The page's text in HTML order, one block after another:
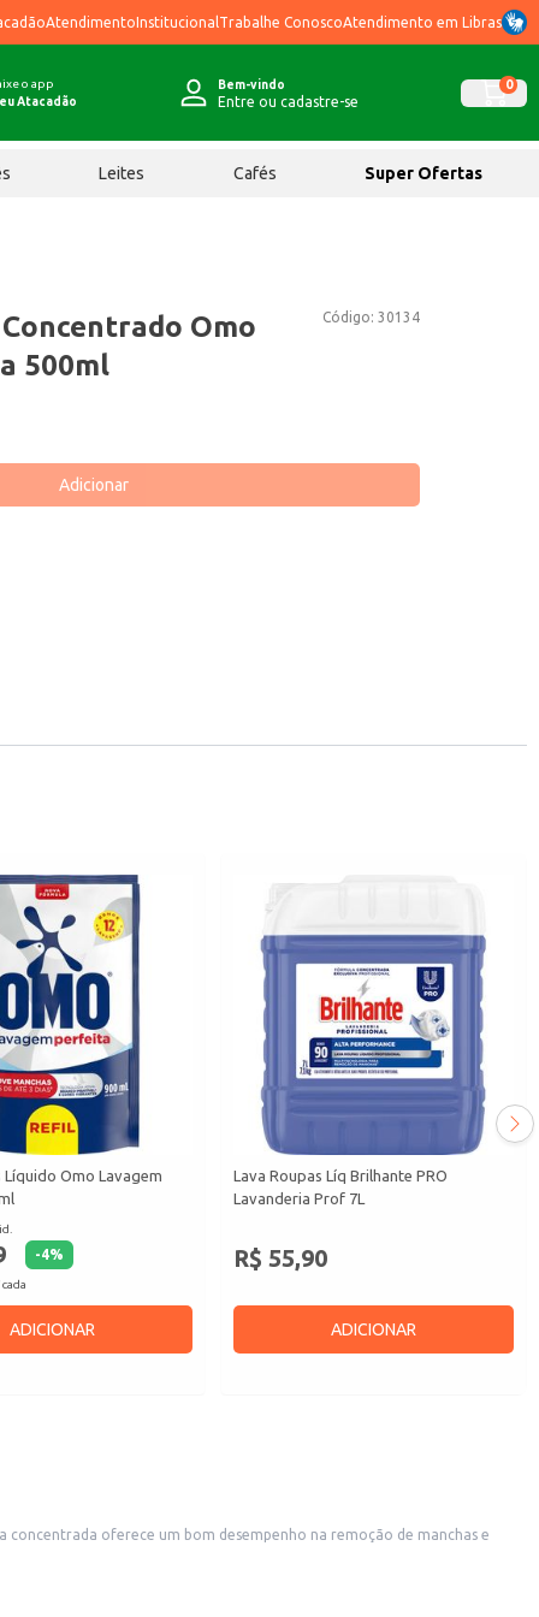
AtendimentoInstitucional Trabalhe ConoscoAtendimento em Libras
o app
Atacadão
Bem-vindo
Entre ou cadastre-se
0
Leites Cafés Super Ofertas
Código: 30134
Omo
500ml
Adicionar
Líquido Omo Lavagem
-4%
ADICIONAR
Lava Roupas Líq Brilhante PRO
Lavanderia Prof 7L
R$ 55,90
ADICIONAR
concentrada oferece um bom desempenho na remoção de manchas e